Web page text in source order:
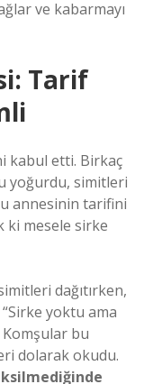
ve kabarmayı
Tarif
kabul etti. Birkaç
yoğurdu, simitleri
annesinin tarifini
ki mesele sirke
dağıtırken,
yoktu ama
Komşular bu
dolarak okudu.